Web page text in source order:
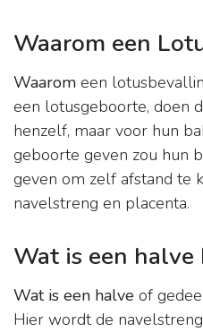
Waarom een
Waarom een
een lotusgeboorte, doen
henzelf, maar voor hun
geboorte geven zou hun
geven om zelf afstand te
navelstreng en placenta.
Wat is een
Wat is een halve of
Hier wordt de